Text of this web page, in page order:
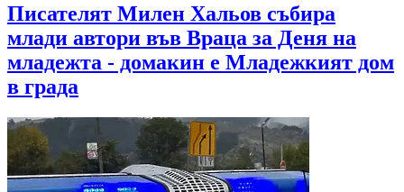
Писателят Милен Хальов събира
млади автори във Враца за Деня на
младежта - домакин е Младежкият дом
в града